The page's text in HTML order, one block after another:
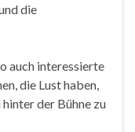
die
auch interessierte
die Lust haben,
der Bühne zu